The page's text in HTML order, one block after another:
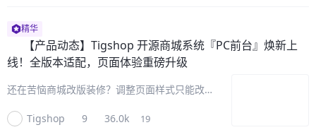
精华
【产品动态】 Tigshop 开源商城系统『PC前台』焕新上
线！全版本适配，页面体验重磅升级
还在苦恼商城改版装修？调整页面样式只能改代
过关键营销节点。现在无需二开，Tigshop 开
Tigshop 9 36.0k 19